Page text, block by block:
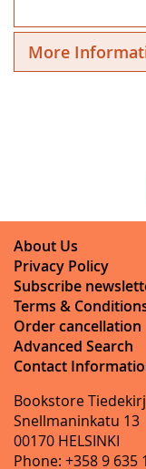
More
About Us
Privacy Policy
Subscribe
Terms &
Order cancellation
Advanced Search
Contact
Bookstore
Snellmaninkatu 13
00170 HELSINKI
Phone: +358 9 635